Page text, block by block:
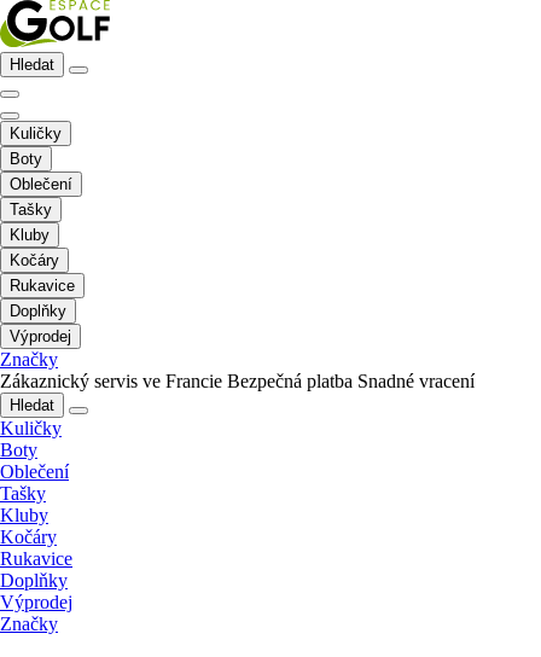
Hledat
Kuličky
Boty
Oblečení
Tašky
Kluby
Kočáry
Rukavice
Doplňky
Výprodej
Značky
Zákaznický servis ve Francie Bezpečná platba Snadné vracení
Hledat
Kuličky
Boty
Oblečení
Tašky
Kluby
Kočáry
Rukavice
Doplňky
Výprodej
Značky